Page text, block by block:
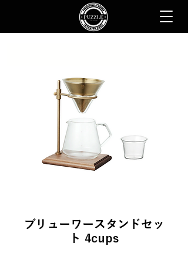
ブリューワースタンドセッ
ト 4cups